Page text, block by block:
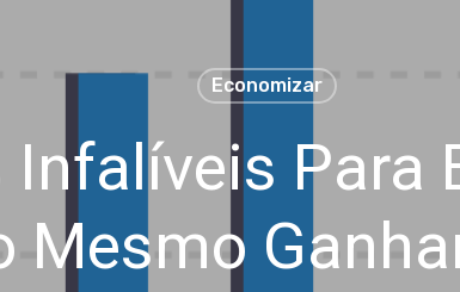
Economizar
Infalíveis Para
Mesmo